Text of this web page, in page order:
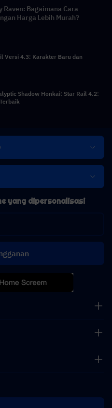
Raven: Bagaimana Cara
Harga Lebih Murah?
Versi 4.3: Karakter Baru dan
Shadow Honkai: Star Rail 4.2:
yang dipersonalisasi